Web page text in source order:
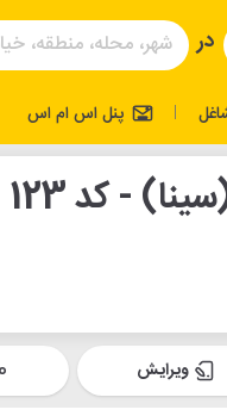
در
| پنل اس ام اس
ویرایش